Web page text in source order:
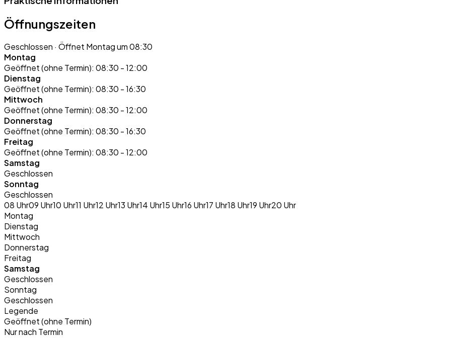
Öffnungszeiten
Geschlossen · Öffnet Montag um 08:30
Montag
Geöffnet (ohne Termin): 08:30 - 12:00
Dienstag
Geöffnet (ohne Termin): 08:30 - 16:30
Mittwoch
Geöffnet (ohne Termin): 08:30 - 12:00
Donnerstag
Geöffnet (ohne Termin): 08:30 - 16:30
Freitag
Geöffnet (ohne Termin): 08:30 - 12:00
Samstag
Geschlossen
Sonntag
Geschlossen
08 Uhr09 Uhr10 Uhr11 Uhr12 Uhr13 Uhr14 Uhr15 Uhr16 Uhr17 Uhr18 Uhr19 Uhr20 Uhr
Montag
Dienstag
Mittwoch
Donnerstag
Freitag
Samstag
Geschlossen
Sonntag
Geschlossen
Legende
Geöffnet (ohne Termin)
Nur nach Termin